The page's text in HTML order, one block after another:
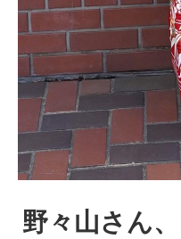
野々山さん